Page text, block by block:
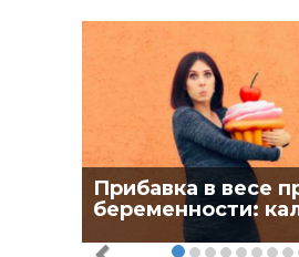
Прибавка в весе
беременности: